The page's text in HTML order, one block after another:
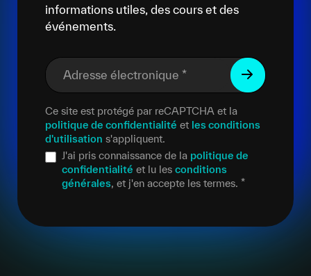
informations utiles, des cours et des
événements.
Adresse électronique *
Ce site est protégé par reCAPTCHA et la
politique de confidentialité et les conditions
d'utilisation s'appliquent.
J'ai pris connaissance de la politique de
confidentialité et lu les conditions
générales, et j'en accepte les termes. *